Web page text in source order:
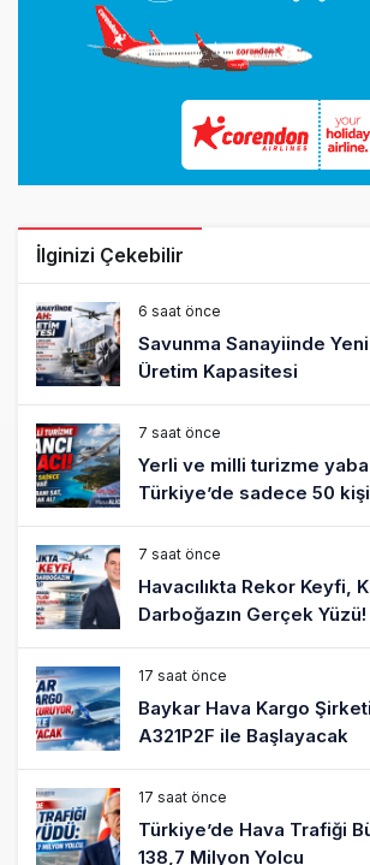
İlginizi Çekebilir
6 saat önce
Savunma Sanayiinde
Üretim Kapasitesi
7 saat önce
Yerli ve milli turizme
Türkiye’de sadece 50
7 saat önce
Havacılıkta Rekor Keyfi,
Darboğazın Gerçek Yüzü!
17 saat önce
Baykar Hava Kargo
A321P2F ile Başlayacak
17 saat önce
Türkiye’de Hava Trafiği
138,7 Milyon Yolcu